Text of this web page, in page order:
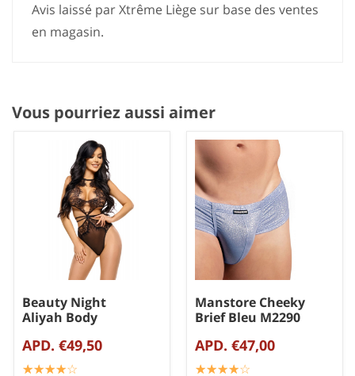
Avis laissé par Xtrême Liège sur base des ventes
en magasin.
Vous pourriez aussi aimer
Beauty Night
Aliyah Body
APD. €49,50
☆☆☆☆☆
★★★★★
Manstore Cheeky
Brief Bleu M2290
APD. €47,00
☆☆☆☆☆
★★★★★